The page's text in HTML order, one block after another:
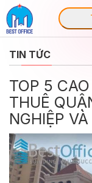
TIN TỨC
TOP 5
THUÊ
NGHIỆP